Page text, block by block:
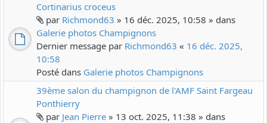
Cortinarius croceus
par Richmond63 » 16 déc. 2025, 10:58 » dans
Galerie photos Champignons
Dernier message par Richmond63 « 16 déc. 2025,
10:58
Posté dans Galerie photos Champignons
39ème salon du champignon de l'AMF Saint Fargeau
Ponthierry
par Jean Pierre » 13 oct. 2025, 11:38 » dans